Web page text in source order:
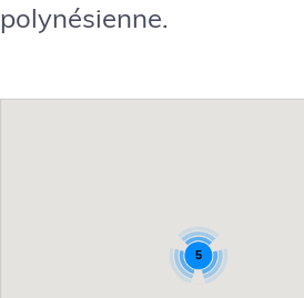
polynésienne.
5